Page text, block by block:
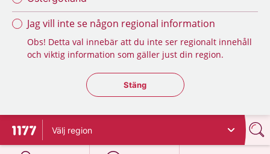
Jag vill inte se någon regional information
Obs! Detta val innebär att du inte ser regionalt innehåll
och viktig information som gäller just din region.
Stäng regionsväljaren
Stäng
Till startsidan för 1177
Välj region
på 1177.se
på 1177.se